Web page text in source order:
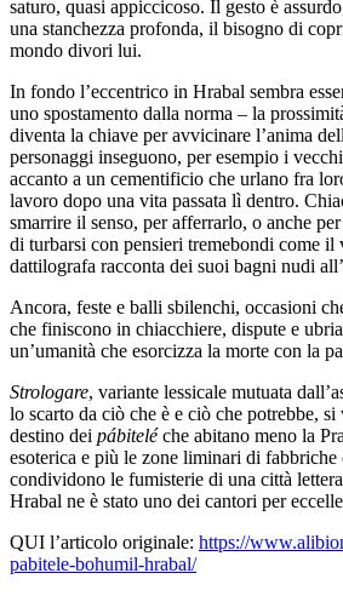
saturo, quasi appiccicoso. Il gesto è
una stanchezza profonda, il bisogno di
mondo divori lui.
In fondo l’eccentrico in Hrabal sembra
uno spostamento dalla norma – la
diventa la chiave per avvicinare l’anima
personaggi inseguono, per esempio i
accanto a un cementificio che urlano fra
lavoro dopo una vita passata lì dentro.
smarrire il senso, per afferrarlo, o anche
di turbarsi con pensieri tremebondi come il
dattilografa racconta dei suoi bagni nudi
Ancora, feste e balli sbilenchi, occasioni
che finiscono in chiacchiere, dispute e
un’umanità che esorcizza la morte con la
Strologare, variante lessicale mutuata
lo scarto da ciò che è e ciò che potrebbe, si
destino dei pábiteléche abitano meno la
esoterica e più le zone liminari di fabbriche
condividono le fumisterie di una città
Hrabal ne è stato uno dei cantori per
QUI l’articolo originale: https://
pabitele-bohumil-hrabal/